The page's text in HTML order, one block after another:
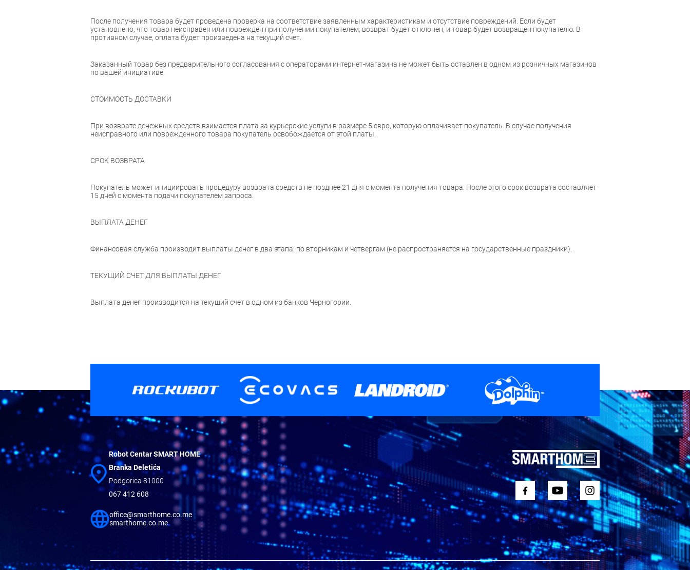
После получения товара будет проведена проверка на соответствие заявленным характеристикам и отсутствие повреждений. Если будет
установлено, что товар неисправен или поврежден при получении покупателем, возврат будет отклонен, и товар будет возвращен покупателю. В
противном случае, оплата будет произведена на текущий счет.
Заказанный товар без предварительного согласования с операторами интернет-магазина не может быть оставлен в одном из розничных магазинов
по вашей инициативе.
СТОИМОСТЬ ДОСТАВКИ
При возврате денежных средств взимается плата за курьерские услуги в размере 5 евро, которую оплачивает покупатель. В случае получения
неисправного или поврежденного товара покупатель освобождается от этой платы.
СРОК ВОЗВРАТА
Покупатель может инициировать процедуру возврата средств не позднее 21 дня с момента получения товара. После этого срок возврата составляет
15 дней с момента подачи покупателем запроса.
ВЫПЛАТА ДЕНЕГ
Финансовая служба производит выплаты денег в два этапа: по вторникам и четвергам (не распространяется на государственные праздники).
ТЕКУЩИЙ СЧЕТ ДЛЯ ВЫПЛАТЫ ДЕНЕГ
Выплата денег производится на текущий счет в одном из банков Черногории.
Robot Centar SMART HOME
Branka Deletića
Podgorica 81000
067 412 608
office@smarthome.co.me
smarthome.co.me